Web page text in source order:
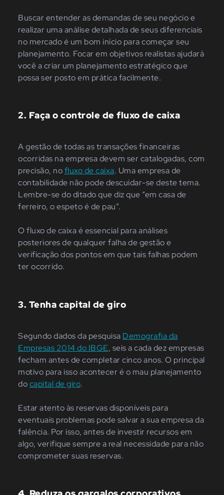
Buscar entender as demandas de seu negócio e
realizar uma análise detalhada de seus diferenciais
no mercado é um bom início para começar seu
planejamento. Focar em objetivos realistas ajudará
você a criar um planejamento estratégico que
possa ser posto em prática facilmente.
2. Faça o controle de fluxo de caixa
A gestão de todas as transações financeiras
ocorridas na empresa devem ser catalogadas, com
precisão, nofluxo de caixa. Uma empresa de
contabilidade não pode descuidar-se deste tema.
Lembre-se do ditado que diz que “em casa de
ferreiro, o espeto é de pau”.
O fluxo de caixa é essencial para análises
posteriores de qualquer falha de gestão e
verificação dos pontos em que tais falhas podem
ter ocorrido.
3. Tenha capital de giro
Segundo dados da pesquisa Demografia da
Empresas 2014 do IBGE, seis a cada dez empresas
fecham antes de completar cinco anos. O principal
motivo para isso acontecer é o mau planejamento
docapital de giro.
Estar atento às reservas disponíveis para
eventuais problemas pode salvar a sua empresa da
falência. Por isso, antes de investir recursos em
algo, verifique sempre a real necessidade para não
comprometer suas reservas.